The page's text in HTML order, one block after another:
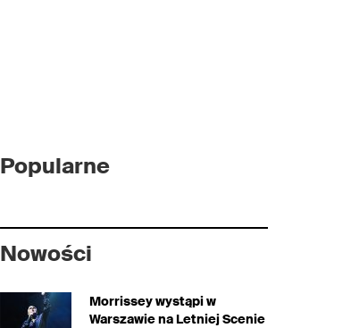
Popularne
Nowości
Morrissey wystąpi w
Warszawie na Letniej Scenie